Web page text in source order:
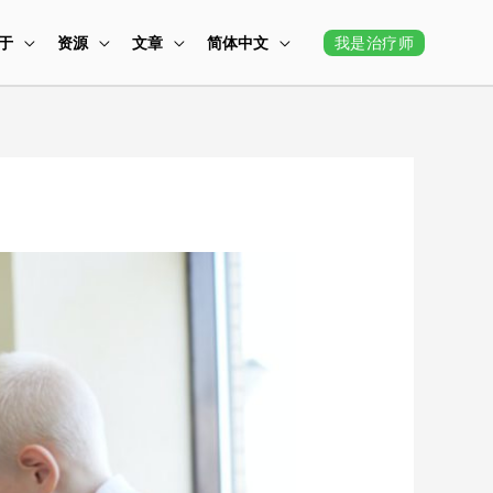
资源 文章 简体中文 我是治疗师